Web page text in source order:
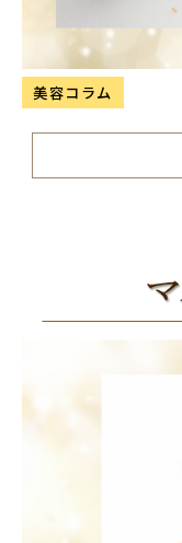
美容コラム